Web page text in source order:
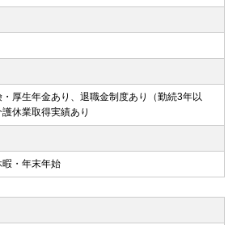
厚生年金あり、退職金制度あり（勤続3年以
休業取得実績あり
・年末年始